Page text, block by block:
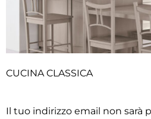
CUCINA CLASSICA
Il tuo indirizzo email non sarà